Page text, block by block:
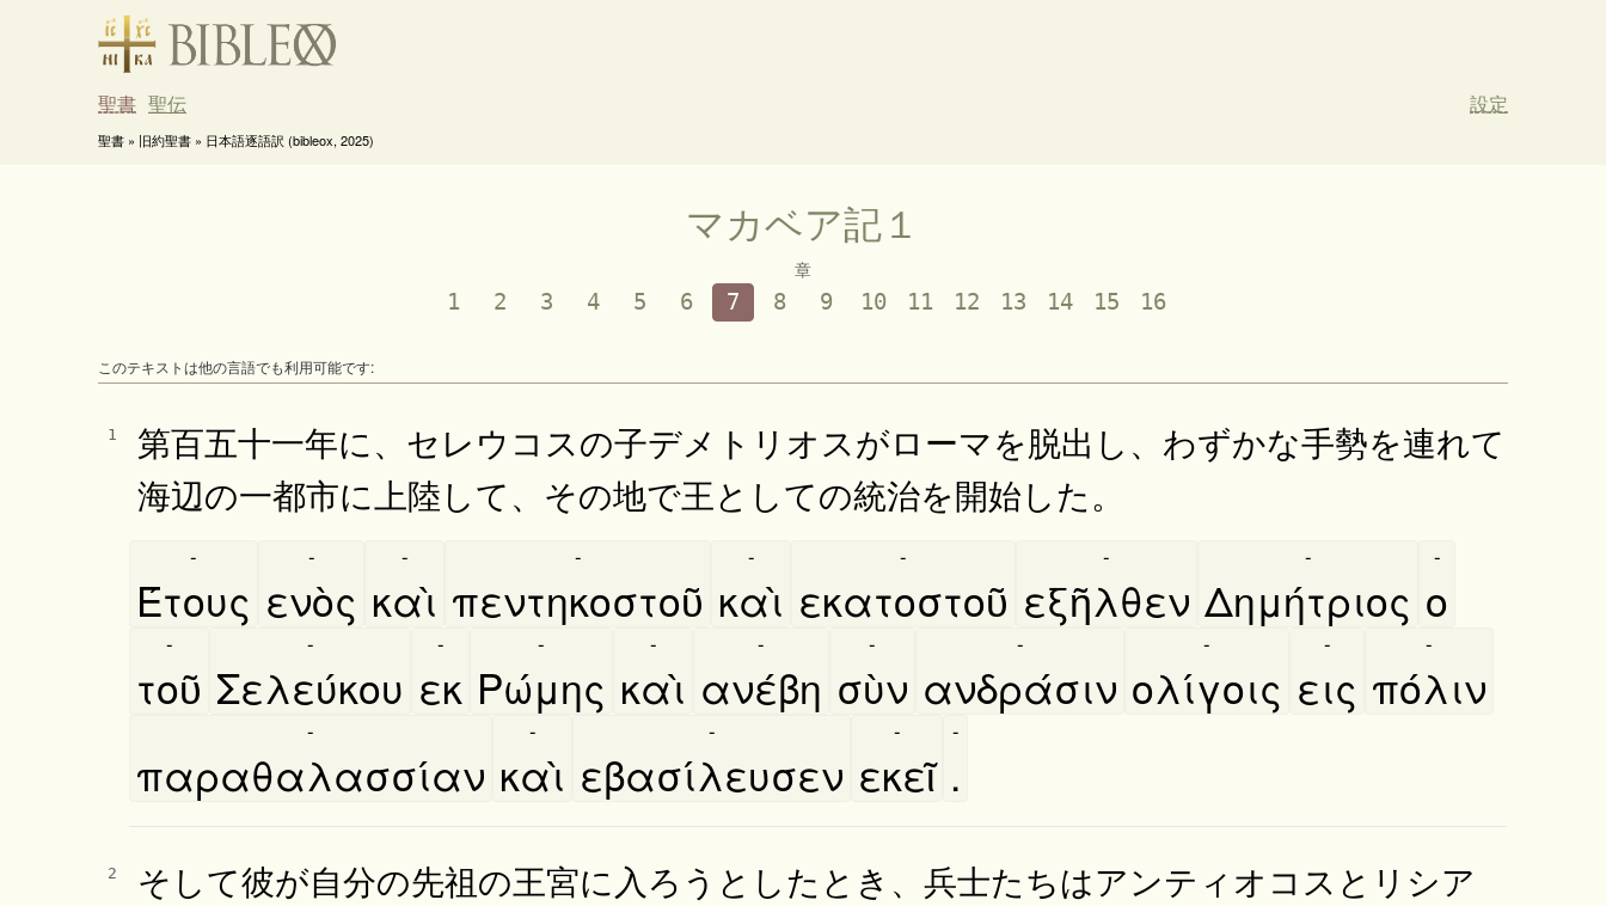
聖書 聖伝 設定
聖書 » 旧約聖書 » 日本語逐語訳 (bibleox, 2025)
マカベア記１
章
1 2 3 4 5 6 7 8 9 10 11 12 13 14 15 16
このテキストは他の言語でも利用可能です:
1
第百五十一年に、セレウコスの子デメトリオスがローマを脱出し、わずかな手勢を連れて
海辺の一都市に上陸して、その地で王としての統治を開始した。
Έτους
-
ενὸς
-
καὶ
-
πεντηκοστοῦ
-
καὶ
-
εκατοστοῦ
-
εξῆλθεν
-
Δημήτριος
-
ο
-
τοῦ
-
Σελεύκου
-
εκ
-
Ρώμης
-
καὶ
-
ανέβη
-
σὺν
-
ανδράσιν
-
ολίγοις
-
εις
-
πόλιν
-
παραθαλασσίαν
-
καὶ
-
εβασίλευσεν
-
εκεῖ
-
.
-
2
そして彼が自分の先祖の王宮に入ろうとしたとき、兵士たちはアンティオコスとリシア